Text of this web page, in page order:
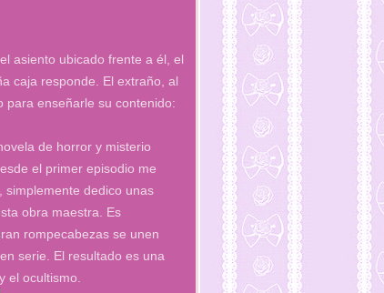
asiento ubicado frente a él, el
caja responde. El extraño, al
para enseñarle su contenido:
de horror y misterio
el primer episodio me
simplemente dedico unas
obra maestra. Es
rompecabezas se unen
serie. El resultado es una
el ocultismo.